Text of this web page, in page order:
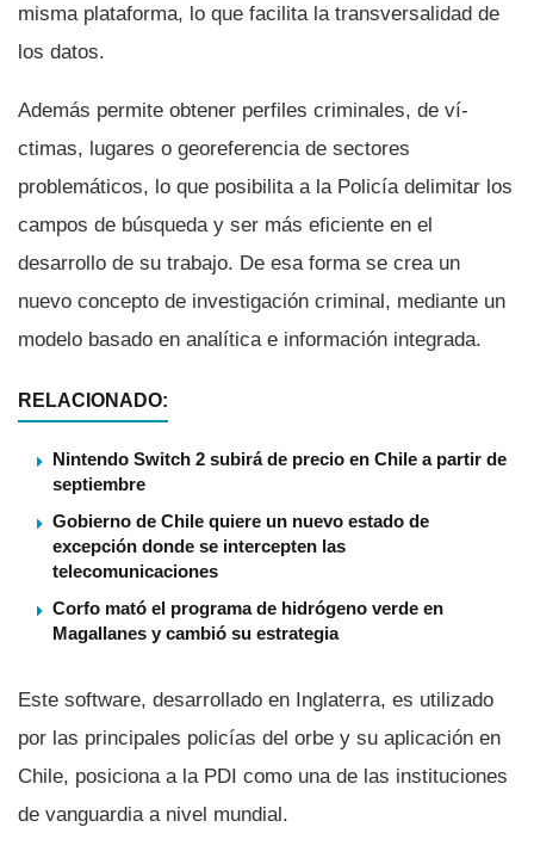
misma plataforma, lo que facilita la transversalidad de
los datos.
Además permite obtener perfiles criminales, de ví­
ctimas, lugares o georeferencia de sectores
problemáticos, lo que posibilita a la Policí­a delimitar los
campos de búsqueda y ser más eficiente en el
desarrollo de su trabajo. De esa forma se crea un
nuevo concepto de investigación criminal, mediante un
modelo basado en analí­tica e información integrada.
RELACIONADO:
Nintendo Switch 2 subirá de precio en Chile a partir de
septiembre
Gobierno de Chile quiere un nuevo estado de
excepción donde se intercepten las
telecomunicaciones
Corfo mató el programa de hidrógeno verde en
Magallanes y cambió su estrategia
Este software, desarrollado en Inglaterra, es utilizado
por las principales policí­as del orbe y su aplicación en
Chile, posiciona a la PDI como una de las instituciones
de vanguardia a nivel mundial.